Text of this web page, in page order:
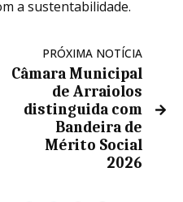
a sustentabilidade.
PRÓXIMA NOTÍCIA
Câmara Municipal
de Arraiolos
distinguida com
Bandeira de
Mérito Social
2026